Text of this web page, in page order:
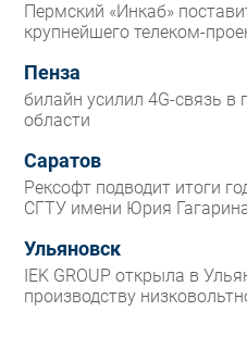
Пермский «Инкаб»
крупнейшего телеком-
Пенза
билайн усилил 4G-связь в
области
Саратов
Рексофт подводит итоги
СГТУ имени Юрия
Ульяновск
IEK GROUP открыла в
производству